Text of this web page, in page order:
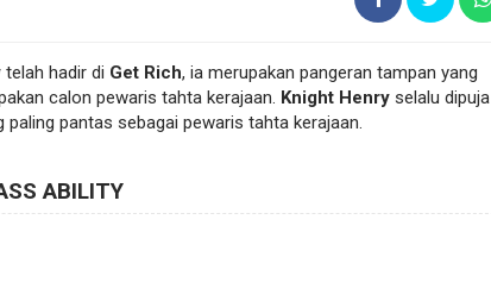
telah hadir di Get Rich, ia merupakan pangeran tampan yang
calon pewaris tahta kerajaan. Knight Henry selalu dipuja
pantas sebagai pewaris tahta kerajaan.
ABILITY